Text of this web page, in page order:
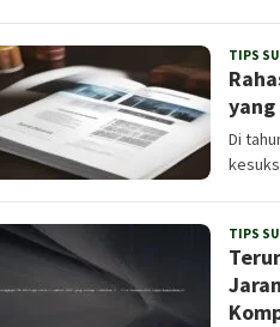
TIPS
Di
TIPS